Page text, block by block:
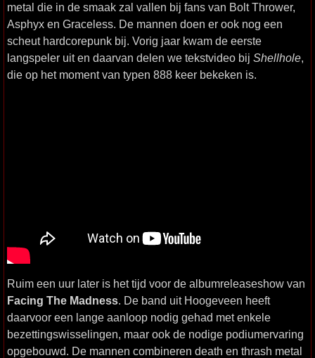
metal die in de smaak zal vallen bij fans van Bolt Thrower,
Asphyx en Graceless. De mannen doen er ook nog een
scheut hardcorepunk bij. Vorig jaar kwam de eerste
langspeler uit en daarvan delen we tekstvideo bij Shellhole,
die op het moment van typen 888 keer bekeken is.
Ruim een uur later is het tijd voor de albumreleaseshow van
Facing The Madness. De band uit Hoogeveen heeft
daarvoor een lange aanloop nodig gehad met enkele
bezettingswisselingen, maar ook de nodige podiumervaring
opgebouwd. De mannen combineren death en thrash metal